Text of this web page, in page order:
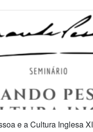
e a Cultura Inglesa XI